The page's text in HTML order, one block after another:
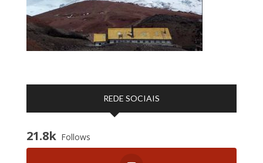
REDE SOCIAIS
21.8k Follows